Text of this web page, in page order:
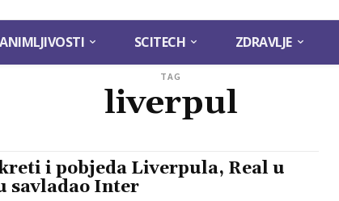
SCITECH ZDRAVLJE
TAG
liverpul
i pobjeda Liverpula, Real u
savladao Inter